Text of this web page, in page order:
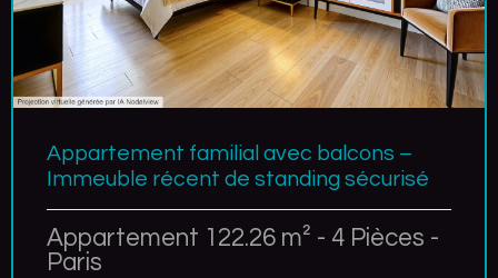
Appartement familial avec balcons –
Immeuble récent de standing sécurisé
Appartement 122.26 m² - 4 Pièces -
Paris